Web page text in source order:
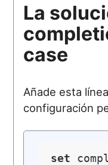
La
case
Añade esta
configuración
set